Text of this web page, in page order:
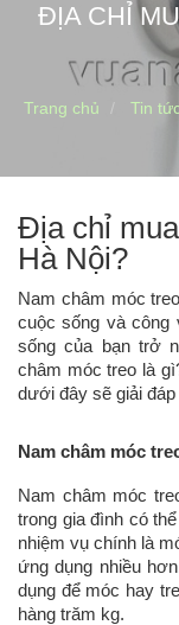
ĐỊA CHỈ
Trang chủ Tin
Địa chỉ
Hà Nội?
Nam châm móc
cuộc sống và công
sống của bạn trở
châm móc treo là
dưới đây sẽ giải
Nam châm móc
Nam châm móc
trong gia đình có
nhiệm vụ chính là
ứng dụng nhiều
dụng để móc hay
hàng trăm kg.